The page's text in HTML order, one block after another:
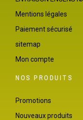
Mentions légales
Paiement sécurisé
sitemap
Mon compte
NOS PRODUITS
Promotions
Nouveaux produits